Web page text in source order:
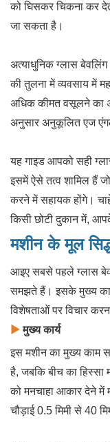
को घिसकर चिकना कर
जा सकता है।
अत्याधुनिक ग्लास
की तुलना में व्यवसाय में
अधिक कीमत वसूलने का
अनुसार अनुकूलित एज
यह गाइड आपको सही
इसमें ऐसे तत्व शामिल हैं
करने में सहायक होंगे।
किसी छोटी दुकान में,
मशीन के मूल
आइए सबसे पहले ग्लास
समझते हैं। इसके मुख्य
विशेषताओं पर विचार
▶मुख्य कार्य
इस मशीन का मुख्य काम
है, जबकि बीच का हिस्सा
को मनचाहा आकार देने में
चौड़ाई 0.5 मिमी से 40